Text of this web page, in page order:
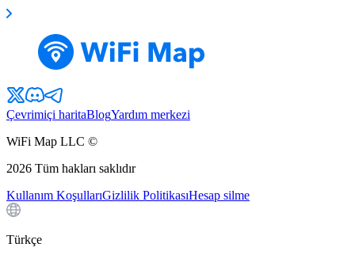
Çevrimiçi haritaBlogYardım merkezi
WiFi Map LLC ©
2026 Tüm hakları saklıdır
Kullanım KoşullarıGizlilik PolitikasıHesap silme
Türkçe